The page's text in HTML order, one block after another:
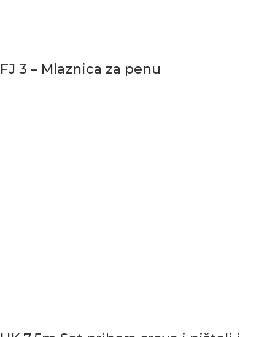
FJ 3 – Mlaznica za penu